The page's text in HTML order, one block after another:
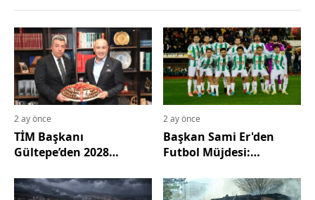
2 ay önce
TİM Başkanı
Gültepe’den 2028
Milyar Dolar İhracat
2 ay önce
Başkan Sami Er'den
Futbol Müjdesi:
"Malatyaspor" Olabilir!